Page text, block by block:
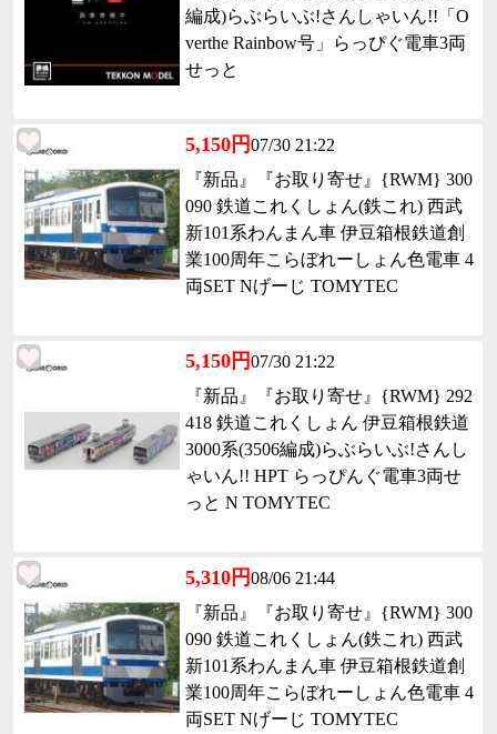
編成)らぶらいぶ!さんしゃいん!!「O
verthe Rainbow号」らっぴぐ電車3両
せっと
5,150円07/30 21:22
『新品』『お取り寄せ』{RWM} 300
090 鉄道これくしょん(鉄これ) 西武
新101系わんまん車 伊豆箱根鉄道創
業100周年こらぼれーしょん色電車 4
両SET Nげーじ TOMYTEC
5,150円07/30 21:22
『新品』『お取り寄せ』{RWM} 292
418 鉄道これくしょん 伊豆箱根鉄道
3000系(3506編成)らぶらいぶ!さんし
ゃいん!! HPT らっぴんぐ電車3両せ
っと N TOMYTEC
5,310円08/06 21:44
『新品』『お取り寄せ』{RWM} 300
090 鉄道これくしょん(鉄これ) 西武
新101系わんまん車 伊豆箱根鉄道創
業100周年こらぼれーしょん色電車 4
両SET Nげーじ TOMYTEC